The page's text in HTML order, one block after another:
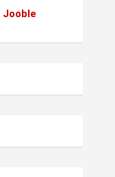
Jooble